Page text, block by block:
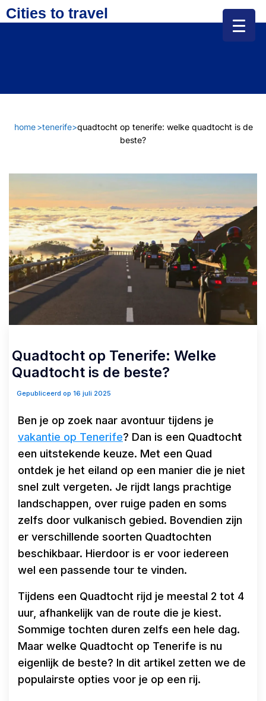
Cities to travel
home>tenerife>quadtocht op tenerife: welke quadtocht is de
beste?
Quadtocht op Tenerife: Welke
Quadtocht is de beste?
Gepubliceerd op 16 juli 2025
Ben je op zoek naar avontuur tijdens je
vakantie op Tenerife? Dan is een Quadtocht
een uitstekende keuze. Met een Quad
ontdek je het eiland op een manier die je niet
snel zult vergeten. Je rijdt langs prachtige
landschappen, over ruige paden en soms
zelfs door vulkanisch gebied. Bovendien zijn
er verschillende soorten Quadtochten
beschikbaar. Hierdoor is er voor iedereen
wel een passende tour te vinden.
Tijdens een Quadtocht rijd je meestal 2 tot 4
uur, afhankelijk van de route die je kiest.
Sommige tochten duren zelfs een hele dag.
Maar welke Quadtocht op Tenerife is nu
eigenlijk de beste? In dit artikel zetten we de
populairste opties voor je op een rij.